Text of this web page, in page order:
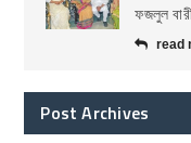
ফজলুল
read
Post Archives